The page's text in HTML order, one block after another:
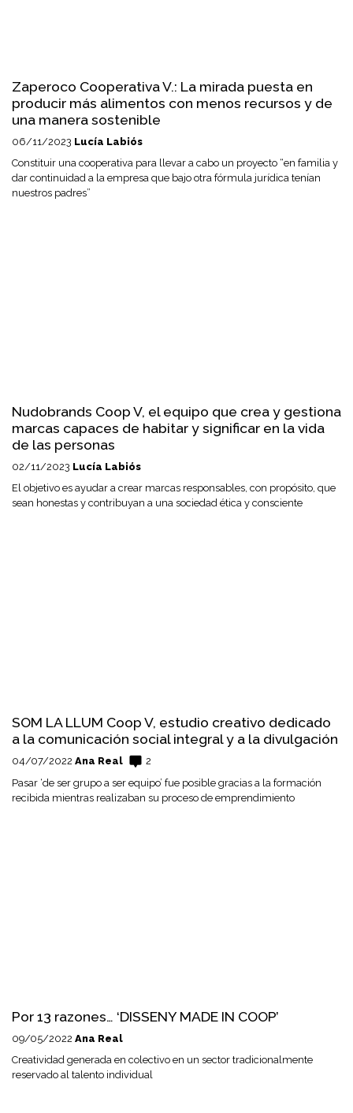
Zaperoco Cooperativa V.: La mirada puesta en
producir más alimentos con menos recursos y de
una manera sostenible
06/11/2023 Lucía Labiós
Constituir una cooperativa para llevar a cabo un proyecto “en familia y
dar continuidad a la empresa que bajo otra fórmula jurídica tenían
nuestros padres”
Nudobrands Coop V, el equipo que crea y gestiona
marcas capaces de habitar y significar en la vida
de las personas
02/11/2023 Lucía Labiós
El objetivo es ayudar a crear marcas responsables, con propósito, que
sean honestas y contribuyan a una sociedad ética y consciente
SOM LA LLUM Coop V, estudio creativo dedicado
a la comunicación social integral y a la divulgación
04/07/2022 Ana Real
2
Pasar ‘de ser grupo a ser equipo’ fue posible gracias a la formación
recibida mientras realizaban su proceso de emprendimiento
Por 13 razones… ‘DISSENY MADE IN COOP’
09/05/2022 Ana Real
Creatividad generada en colectivo en un sector tradicionalmente
reservado al talento individual